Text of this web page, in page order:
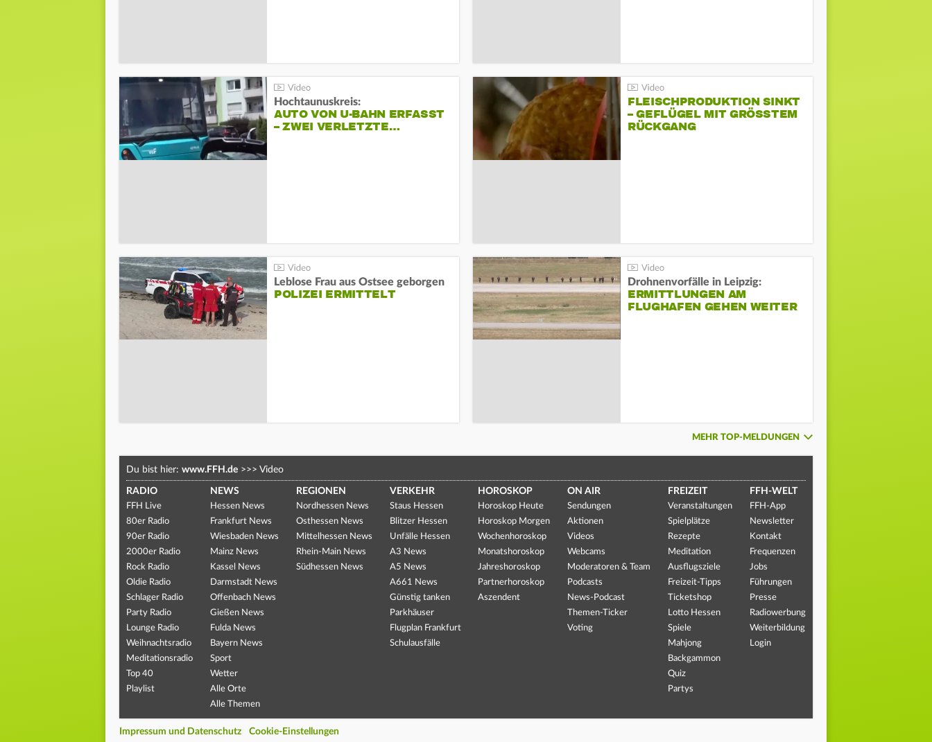
Hochtaunuskreis:
AUTO VON U-BAHN ERFASST
– ZWEI VERLETZTE…
FLEISCHPRODUKTION SINKT
– GEFLÜGEL MIT GRÖSSTEM R
ÜCKGANG
Leblose Frau aus Ostsee geborgen
POLIZEI ERMITTELT
Drohnenvorfälle in Leipzig:
ERMITTLUNGEN AM
FLUGHAFEN GEHEN WEITER
MEHR TOP-MELDUNGEN
Du bist hier: www.FFH.de >>> Video
RADIO
FFH Live
80er Radio
90er Radio
2000er Radio
Rock Radio
Oldie Radio
Schlager Radio
Party Radio
Lounge Radio
Weihnachtsradio
Meditationsradio
Top 40
Playlist
NEWS
Hessen News
Frankfurt News
Wiesbaden News
Mainz News
Kassel News
Darmstadt News
Offenbach News
Gießen News
Fulda News
Bayern News
Sport
Wetter
Alle Orte
Alle Themen
REGIONEN
Nordhessen News
Osthessen News
Mittelhessen News
Rhein-Main News
Südhessen News
VERKEHR
Staus Hessen
Blitzer Hessen
Unfälle Hessen
A3 News
A5 News
A661 News
Günstig tanken
Parkhäuser
Flugplan Frankfurt
Schulausfälle
HOROSKOP
Horoskop Heute
Horoskop Morgen
Wochenhoroskop
Monatshoroskop
Jahreshoroskop
Partnerhoroskop
Aszendent
ON AIR
Sendungen
Aktionen
Videos
Webcams
Moderatoren & Team
Podcasts
News-Podcast
Themen-Ticker
Voting
FREIZEIT
Veranstaltungen
Spielplätze
Rezepte
Meditation
Ausflugsziele
Freizeit-Tipps
Ticketshop
Lotto Hessen
Spiele
Mahjong
Backgammon
Quiz
Partys
FFH-WELT
FFH-App
Newsletter
Kontakt
Frequenzen
Jobs
Führungen
Presse
Radiowerbung
Weiterbildung
Login
Impressum und Datenschutz Cookie-Einstellungen